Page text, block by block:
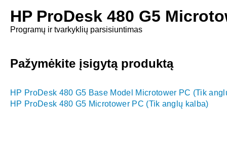
HP ProDesk 480 G5
Programų ir tvarkyklių parsisiuntimas
Pažymėkite įsigytą produktą
HP ProDesk 480 G5 Base Model Microtower PC (Tik
HP ProDesk 480 G5 Microtower PC (Tik anglų kalba)